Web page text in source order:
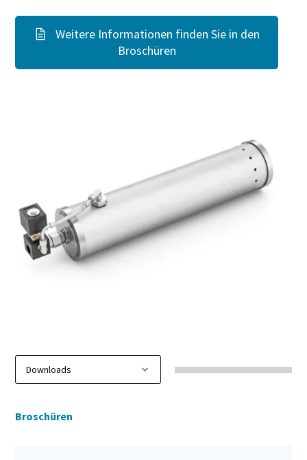
Weitere Informationen finden Sie in den
Broschüren
Broschüren